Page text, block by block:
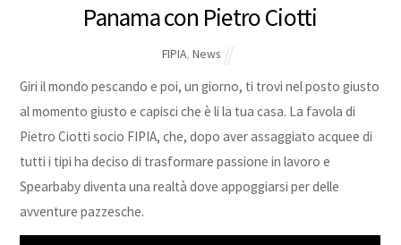
Panama con Pietro Ciotti
FIPIA,News
Giri il mondo pescando e poi, un giorno, ti trovi nel posto giusto
al momento giusto e capisci che è li la tua casa. La favola di
Pietro Ciotti socio FIPIA, che, dopo aver assaggiato acquee di
tutti i tipi ha deciso di trasformare passione in lavoro e
Spearbaby diventa una realtà dove appoggiarsi per delle
avventure pazzesche.